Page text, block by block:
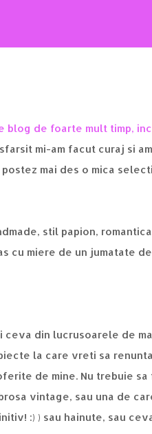
blog de foarte mult timp,
mi-am facut curaj si
mai des o mica
stil papion,
cu miere de un jumatate
din lucrusoarele de
la care vreti sa
de mine. Nu trebuie
vintage, sau una de
:) ) sau hainute, sau